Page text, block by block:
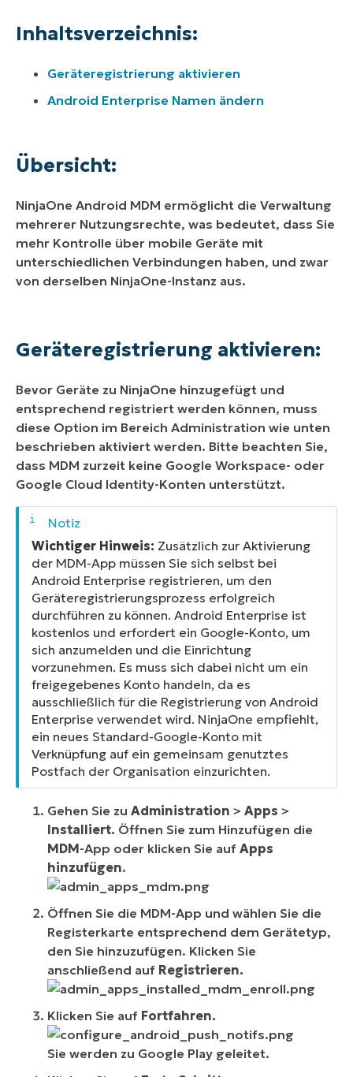
Inhaltsverzeichnis:
Geräteregistrierung aktivieren
Android Enterprise Namen ändern
Übersicht:
NinjaOne Android MDM ermöglicht die Verwaltung
mehrerer Nutzungsrechte, was bedeutet, dass Sie
mehr Kontrolle über mobile Geräte mit
unterschiedlichen Verbindungen haben, und zwar
von derselben NinjaOne-Instanz aus.
Geräteregistrierung aktivieren:
Bevor Geräte zu NinjaOne hinzugefügt und
entsprechend registriert werden können, muss
diese Option im Bereich Administration wie unten
beschrieben aktiviert werden. Bitte beachten Sie,
dass MDM zurzeit keine Google Workspace- oder
Google Cloud Identity-Konten unterstützt.
Wichtiger Hinweis: Zusätzlich zur Aktivierung
der MDM-App müssen Sie sich selbst bei
Android Enterprise registrieren, um den
Geräteregistrierungsprozess erfolgreich
durchführen zu können. Android Enterprise ist
kostenlos und erfordert ein Google-Konto, um
sich anzumelden und die Einrichtung
vorzunehmen. Es muss sich dabei nicht um ein
freigegebenes Konto handeln, da es
ausschließlich für die Registrierung von Android
Enterprise verwendet wird. NinjaOne empfiehlt,
ein neues Standard-Google-Konto mit
Verknüpfung auf ein gemeinsam genutztes
Postfach der Organisation einzurichten.
Gehen Sie zu Administration > Apps >
Installiert. Öffnen Sie zum Hinzufügen die
MDM-App oder klicken Sie auf Apps
hinzufügen.
Öffnen Sie die MDM-App und wählen Sie die
Registerkarte entsprechend dem Gerätetyp,
den Sie hinzuzufügen. Klicken Sie
anschließend auf Registrieren.
Klicken Sie auf Fortfahren.
Sie werden zu Google Play geleitet.